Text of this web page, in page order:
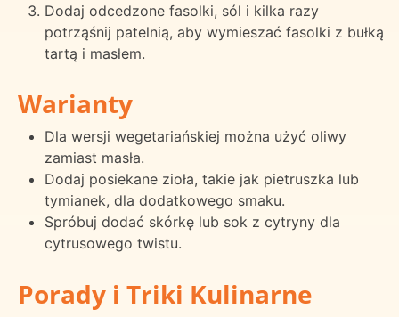
Dodaj odcedzone fasolki, sól i kilka razy
potrząśnij patelnią, aby wymieszać fasolki z bułką
tartą i masłem.
Warianty
Dla wersji wegetariańskiej można użyć oliwy
zamiast masła.
Dodaj posiekane zioła, takie jak pietruszka lub
tymianek, dla dodatkowego smaku.
Spróbuj dodać skórkę lub sok z cytryny dla
cytrusowego twistu.
Porady i Triki Kulinarne